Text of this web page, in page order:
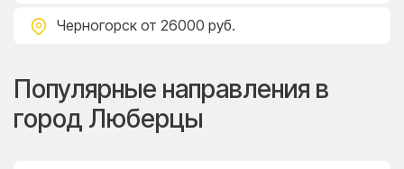
Черногорск от 26000 руб.
Популярные направления в
город Люберцы